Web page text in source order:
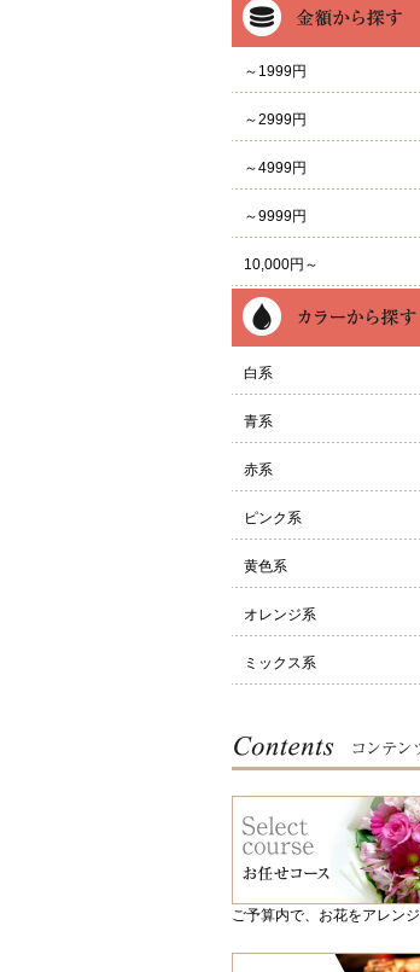
～1999円
～2999円
～4999円
～9999円
10,000円～
白系
青系
赤系
ピンク系
黄色系
オレンジ系
ミックス系
ご予算内で、お花をアレンジ